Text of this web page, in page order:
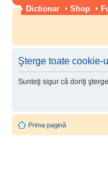
Dictionar
Shop
Şterge toate cookie-
Sunteţi sigur că doriţi
Prima pagină